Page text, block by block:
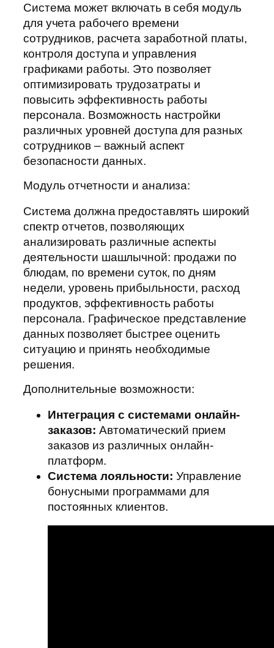
Система может включать в себя модуль
для учета рабочего времени
сотрудников, расчета заработной платы,
контроля доступа и управления
графиками работы. Это позволяет
оптимизировать трудозатраты и
повысить эффективность работы
персонала. Возможность настройки
различных уровней доступа для разных
сотрудников – важный аспект
безопасности данных.
Модуль отчетности и анализа:
Система должна предоставлять широкий
спектр отчетов, позволяющих
анализировать различные аспекты
деятельности шашлычной: продажи по
блюдам, по времени суток, по дням
недели, уровень прибыльности, расход
продуктов, эффективность работы
персонала. Графическое представление
данных позволяет быстрее оценить
ситуацию и принять необходимые
решения.
Дополнительные возможности:
Интеграция с системами онлайн-
заказов: Автоматический прием
заказов из различных онлайн-
платформ.
Система лояльности: Управление
бонусными программами для
постоянных клиентов.